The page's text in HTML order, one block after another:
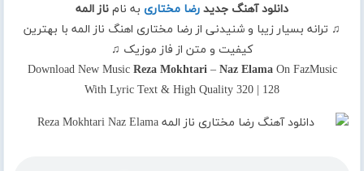
دانلود آهنگ جدید رضا مختاری به نام ناز المه
♫ ترانه بسیار زیبا و شنیدنی از رضا مختاری اهنگ ناز المه با بهترین
کیفیت و متن از فاز موزیک ♫
Download New Music Reza Mokhtari– Naz ElamaOn FazMusic
With Lyric Text & High Quality 320 | 128